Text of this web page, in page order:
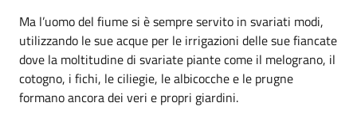
Ma l’uomo del fiume si è sempre servito in svariati modi,
utilizzando le sue acque per le irrigazioni delle sue fiancate
dove la moltitudine di svariate piante come il melograno, il
cotogno, i fichi, le ciliegie, le albicocche e le prugne
formano ancora dei veri e propri giardini.